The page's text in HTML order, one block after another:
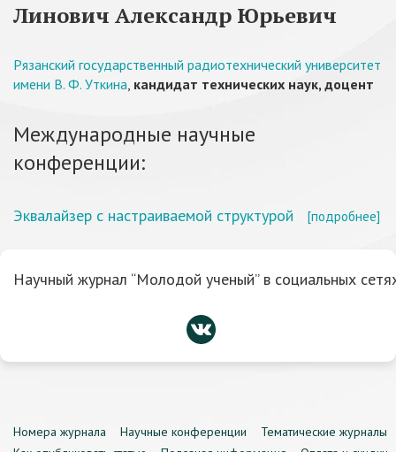
Линович Александр Юрьевич
Рязанский государственный радиотехнический университет
имени В. Ф. Уткина, кандидат технических наук, доцент
Международные научные
конференции:
Эквалайзер с настраиваемой структурой [подробнее]
Научный журнал “Молодой ученый” в социальных
Номера журнала Научные конференции
Тематические журналы